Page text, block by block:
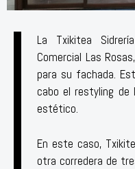
La Txikitea
Comercial Las
para su fachada.
cabo el restyling de
estético.
En este caso,
otra corredera de